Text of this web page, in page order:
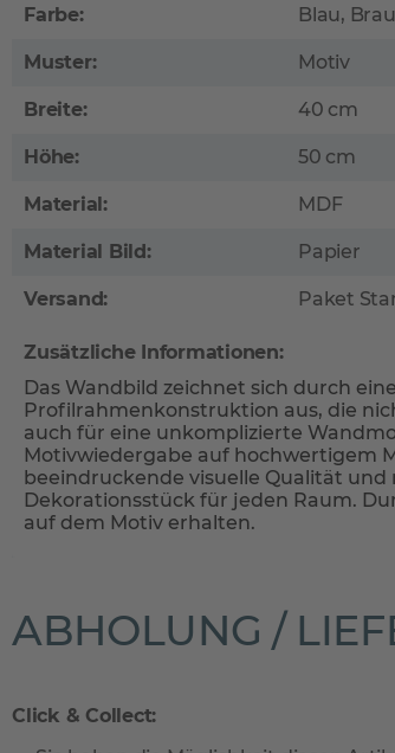
Farbe: Blau,
Muster: Motiv
Breite: 40 cm
Höhe: 50 cm
Material: MDF
Material Bild: Papier
Versand: Paket
Zusätzliche Informationen:
Das Wandbild zeichnet sich durch
Profilrahmenkonstruktion aus, die
auch für eine unkomplizierte
Motivwiedergabe auf hochwertigem
beeindruckende visuelle Qualität
Dekorationsstück für jeden Raum.
auf dem Motiv erhalten.
ABHOLUNG /
Click & Collect: